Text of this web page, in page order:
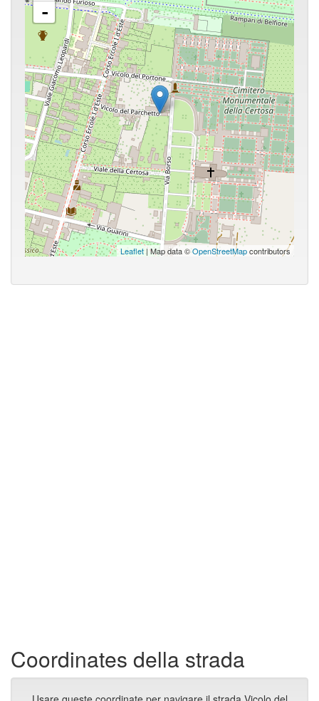
-
Leaflet | Map data ©OpenStreetMapcontributors
Coordinates della strada